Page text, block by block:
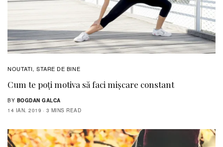
NOUTATI, STARE DE BINE
Cum te poți motiva să faci mișcare constant
BY BOGDAN GALCA
14 IAN. 2019
3 MINS READ